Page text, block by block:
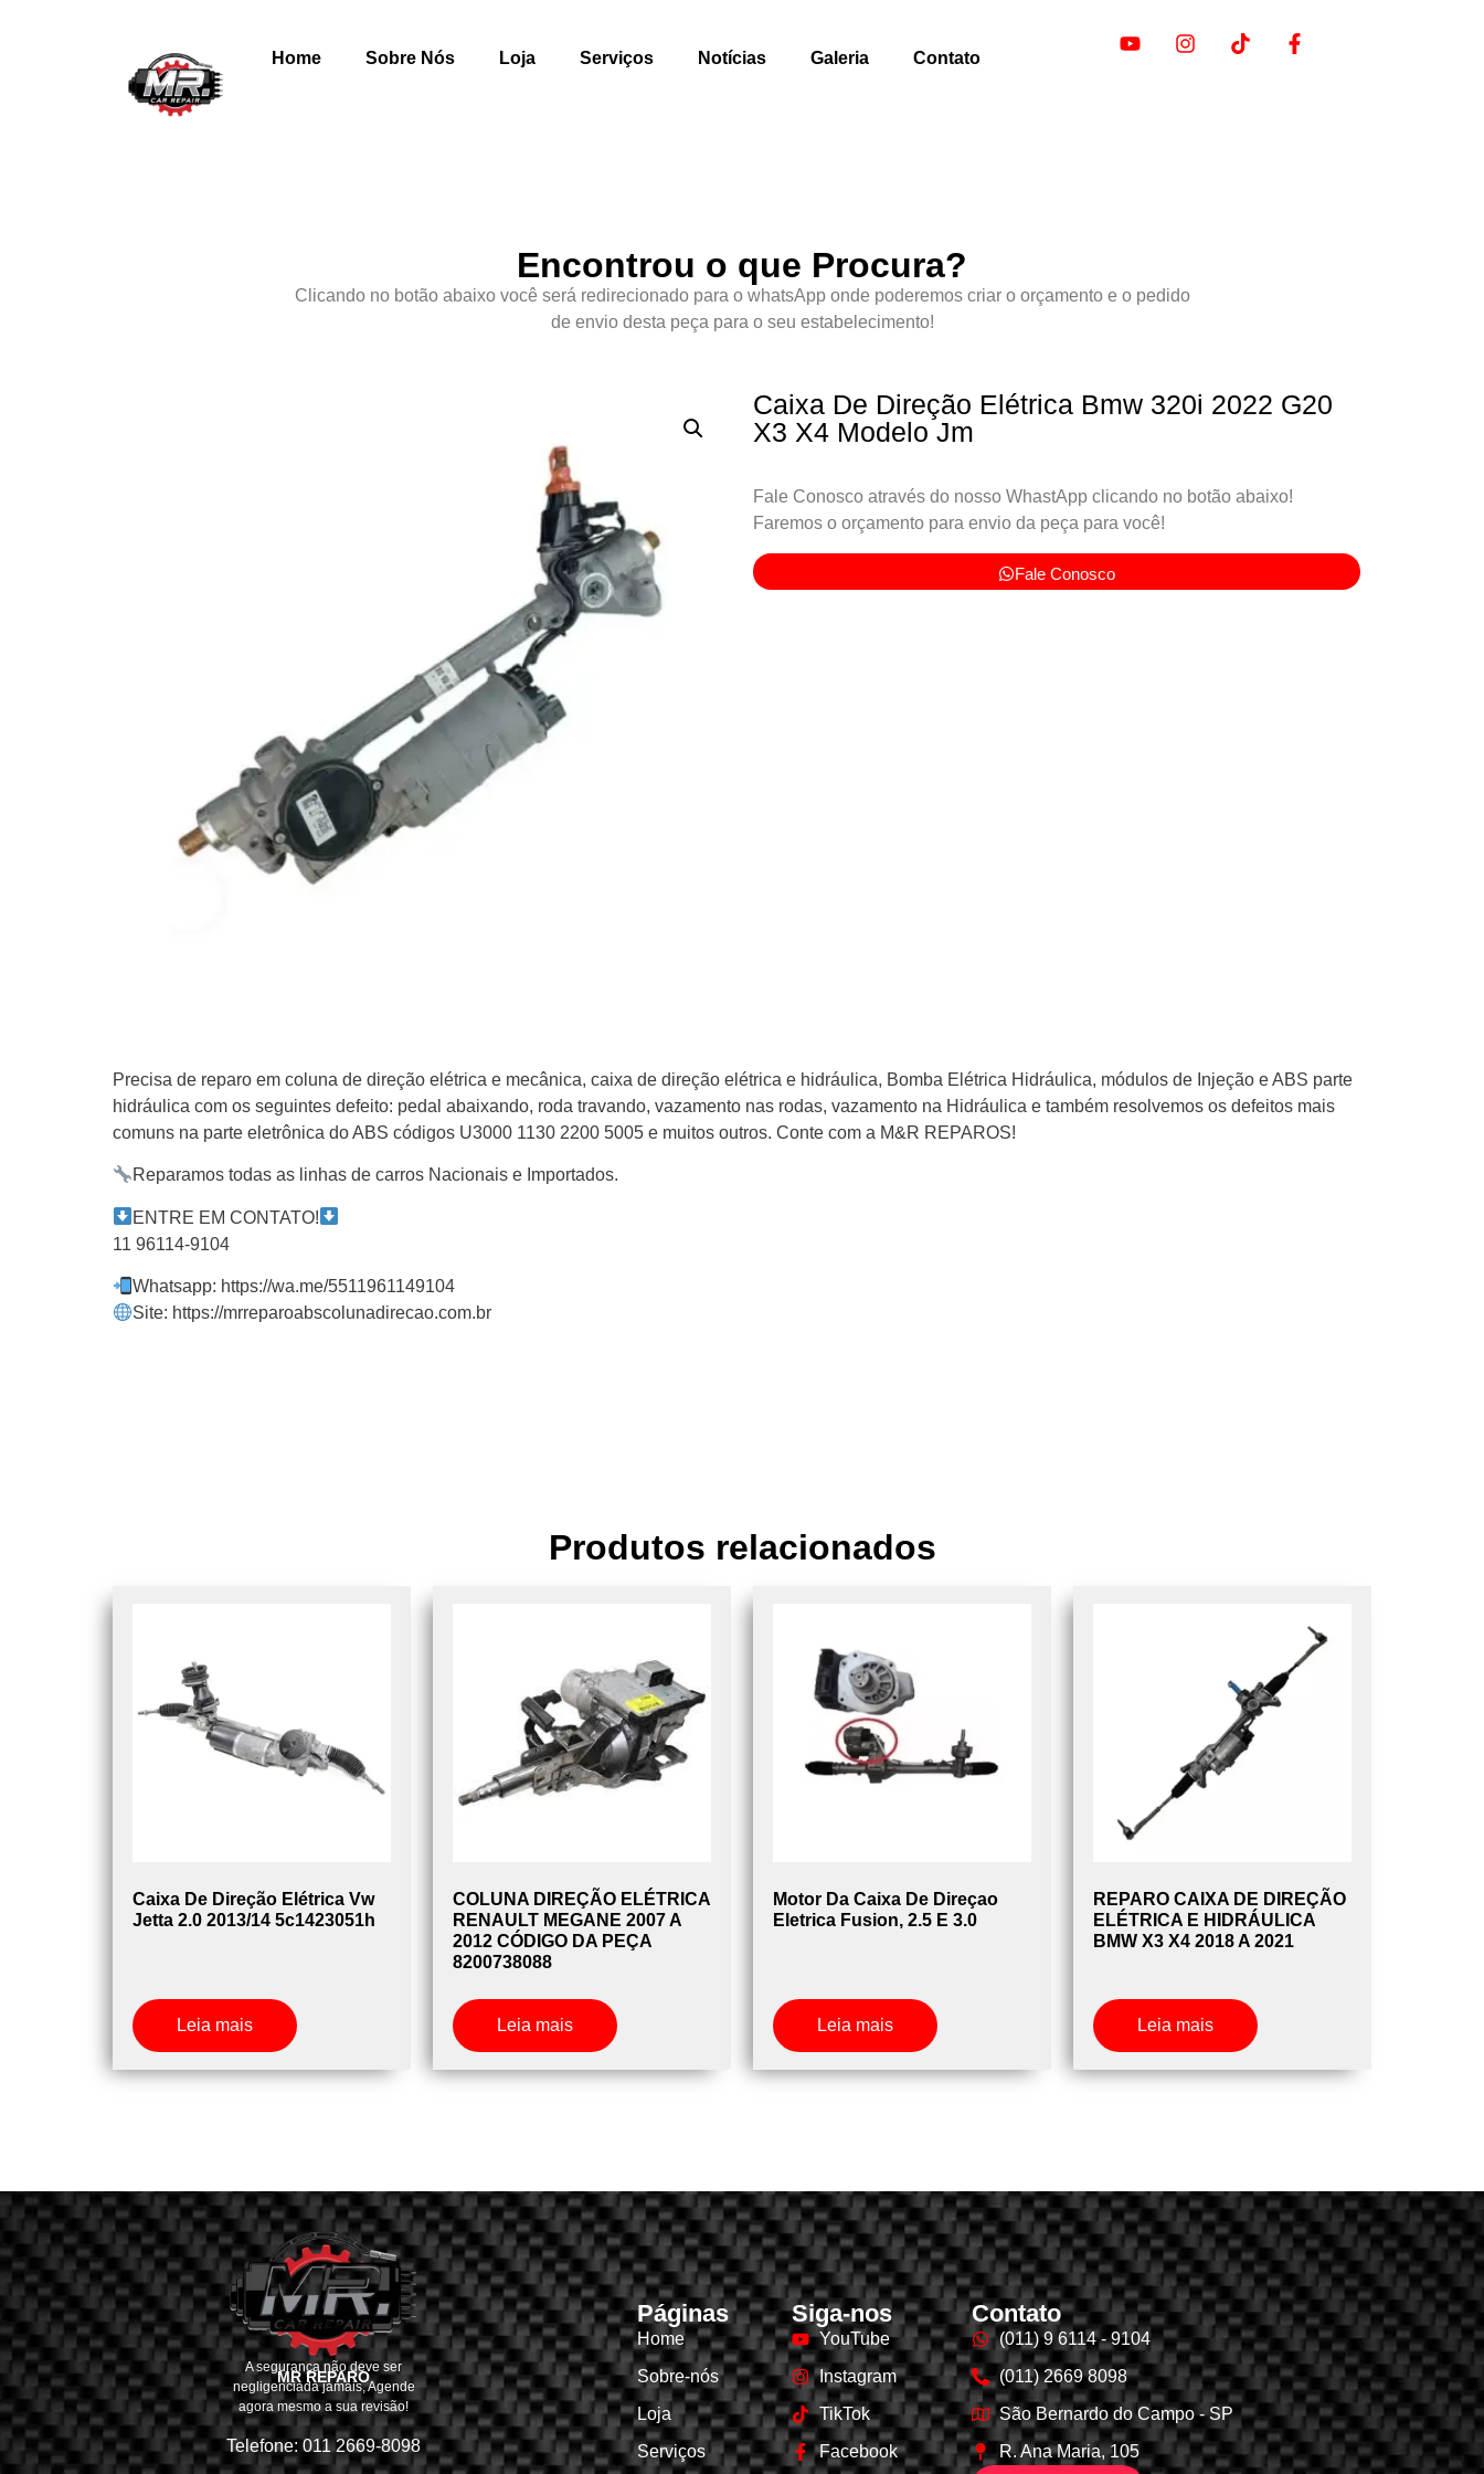
Home Sobre Nós Loja Serviços Notícias Galeria Contato
Encontrou o que Procura?
Clicando no botão abaixo você será redirecionado para o whatsApp onde poderemos criar o orçamento e o pedido
de envio desta peça para o seu estabelecimento!
Caixa De Direção Elétrica Bmw 320i 2022 G20
X3 X4 Modelo Jm
Fale Conosco através do nosso WhastApp clicando no botão abaixo!
Faremos o orçamento para envio da peça para você!
Fale Conosco
Precisa de reparo em coluna de direção elétrica e mecânica, caixa de direção elétrica e hidráulica, Bomba Elétrica Hidráulica, módulos de Injeção e ABS parte
hidráulica com os seguintes defeito: pedal abaixando, roda travando, vazamento nas rodas, vazamento na Hidráulica e também resolvemos os defeitos mais
comuns na parte eletrônica do ABS códigos U3000 1130 2200 5005 e muitos outros. Conte com a M&R REPAROS!
Reparamos todas as linhas de carros Nacionais e Importados.
ENTRE EM CONTATO!
11 96114-9104
Whatsapp: https://wa.me/5511961149104
Site: https://mrreparoabscolunadirecao.com.br
Produtos relacionados
Caixa De Direção Elétrica Vw
Jetta 2.0 2013/14 5c1423051h
Leia mais
COLUNA DIREÇÃO ELÉTRICA
RENAULT MEGANE 2007 A
2012 CÓDIGO DA PEÇA
8200738088
Leia mais
Motor Da Caixa De Direçao
Eletrica Fusion, 2.5 E 3.0
Leia mais
REPARO CAIXA DE DIREÇÃO
ELÉTRICA E HIDRÁULICA
BMW X3 X4 2018 A 2021
Leia mais
MR REPARO
A segurança não deve ser
negligenciada jamais, Agende
agora mesmo a sua revisão!
Telefone: 011 2669-8098
Páginas
Home
Sobre-nós
Loja
Serviços
Siga-nos
YouTube
Instagram
TikTok
Facebook
Contato
(011) 9 6114 - 9104
(011) 2669 8098
São Bernardo do Campo - SP
R. Ana Maria, 105